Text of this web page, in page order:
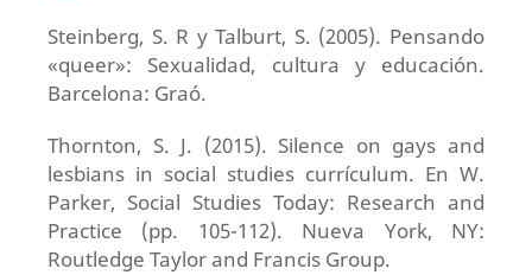
Steinberg, S. R y Talburt, S. (2005). Pensando
«queer»: Sexualidad, cultura y educación.
Barcelona: Graó.
Thornton, S. J. (2015). Silence on gays and
lesbians in social studies currículum. En W.
Parker, Social Studies Today: Research and
Practice (pp. 105-112). Nueva York, NY:
Routledge Taylor and Francis Group.